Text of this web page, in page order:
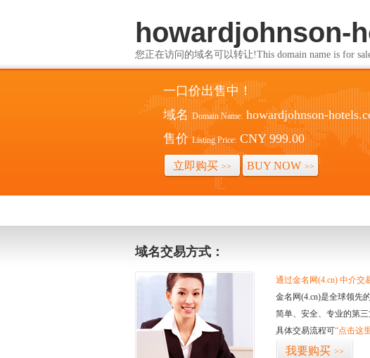
howardjohnson-
您正在访问的域名可以转让!This domain name is for
一口价出售中！
域名 Domain Name: howardjohnson-
售价 Listing Price: CNY 999.00
立即购买 >> BUY NOW >>
域名交易方式：
通过金名网(4.cn) 中介交
金名网(4.cn)是全球领先
简单、安全、专业的第
具体交易流程可“点击这
我要购买 >>